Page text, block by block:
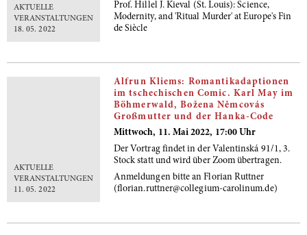
AKTUELLE
VERANSTALTUNGEN
18. 05. 2022
Prof. Hillel J. Kieval (St. Louis): Science,
Modernity, and 'Ritual Murder' at Europe's Fin
de Siècle
AKTUELLE
VERANSTALTUNGEN
11. 05. 2022
Alfrun Kliems: Romantikadaptionen
im tschechischen Comic. Karl May im
Böhmerwald, Božena Němcovás
Großmutter und der Hanka-Code
Mittwoch, 11. Mai 2022, 17:00 Uhr
Der Vortrag findet in der Valentinská 91/1, 3.
Stock statt und wird über Zoom übertragen.
Anmeldungen bitte an Florian Ruttner
(florian.ruttner@collegium-carolinum.de)